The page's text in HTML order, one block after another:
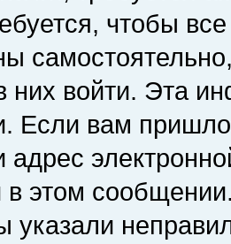
чтобы
них войти. Эта
Если вам
адрес
в этом
указали